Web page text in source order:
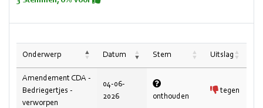
Onderwerp Datum Stem Uitslag
Amendement CDA -
Bedriegertjes -
verworpen
04-06-
2026
onthouden
tegen